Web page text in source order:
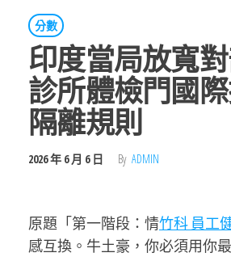
分數
印度當局放寬
診所體檢門國
隔離規則
2026 年 6 月 6 日 By ADMIN
原題「第一階段：情竹科 員工
感互換。牛土豪，你必須用你